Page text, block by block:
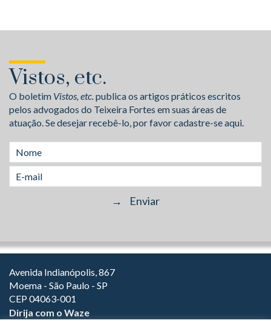
Vistos, etc.
O boletim Vistos, etc.publica os artigos práticos escritos
pelos advogados do Teixeira Fortes em suas áreas de
atuação. Se desejar recebê-lo, por favor cadastre-se aqui.
Avenida Indianópolis, 867
Moema - São Paulo - SP
CEP 04063-001
Dirija com o Waze